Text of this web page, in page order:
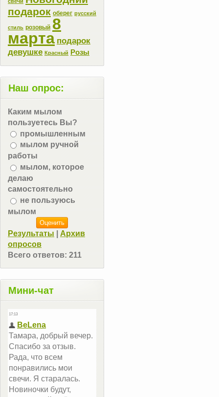
подарок оберег русский
стиль розовый 8
марта подарок
девушке Красный Розы
Наш опрос:
Каким мылом
пользуетесь Вы?
промышленным
мылом ручной
работы
мылом, которое
делаю
самостоятельно
не пользуюсь
мылом
Результаты
Архив
опросов
Всего ответов: 211
Мини-чат